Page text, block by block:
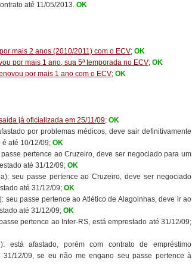
até 11/05/2013. OK
mais 2 anos (2010/2011) com o ECV; OK
por mais 1 ano, sua 5ª temporada no ECV; OK
por mais 1 ano com o ECV; OK
já oficializada em 25/11/09; OK
por problemas médicos, deve sair definitivamente
é até 10/12/09; OK
pertence ao Cruzeiro, deve ser negociado para um
até 31/12/09; OK
seu passe pertence ao Cruzeiro, deve ser negociado
até 31/12/09; OK
seu passe pertence ao Atlético de Alagoinhas, deve ir ao
até 31/12/09; OK
pertence ao Inter-RS, está emprestado até 31/12/09;
está afastado, porém com contrato de empréstimo
12/09, se eu não me engano seu passe pertence à